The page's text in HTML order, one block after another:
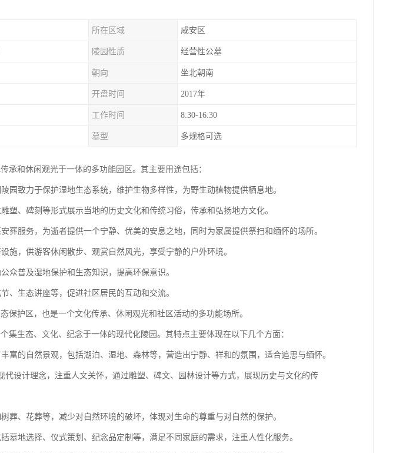
所在区域 咸安区
陵园性质 经营性公墓
朝向 坐北朝南
开盘时间 2017年
工作时间 8:30-16:30
墓型 多规格可选
承和休闲观光于一体的多功能园区。其主要用途包括：
园致力于保护湿地生态系统，维护生物多样性，为野生动植物提供栖息地。
塑、碑刻等形式展示当地的历史文化和传统习俗，传承和弘扬地方文化。
葬服务，为逝者提供一个宁静、优美的安息之地，同时为家属提供祭扫和缅怀的场所。
施，供游客休闲散步、观赏自然风光，享受宁静的户外环境。
众普及湿地保护和生态知识，提高环保意识。
、生态讲座等，促进社区居民的互动和交流。
保护区，也是一个文化传承、休闲观光和社区活动的多功能场所。
集生态、文化、纪念于一体的现代化陵园。其特点主要体现在以下几个方面：
富的自然景观，包括湖泊、湿地、森林等，营造出宁静、祥和的氛围，适合追思与缅怀。
设计理念，注重人文关怀，通过雕塑、碑文、园林设计等方式，展现历史与文化的传
葬、花葬等，减少对自然环境的破坏，体现对生命的尊重与对自然的保护。
墓地选择、仪式策划、纪念品定制等，满足不同家庭的需求，注重人性化服务。